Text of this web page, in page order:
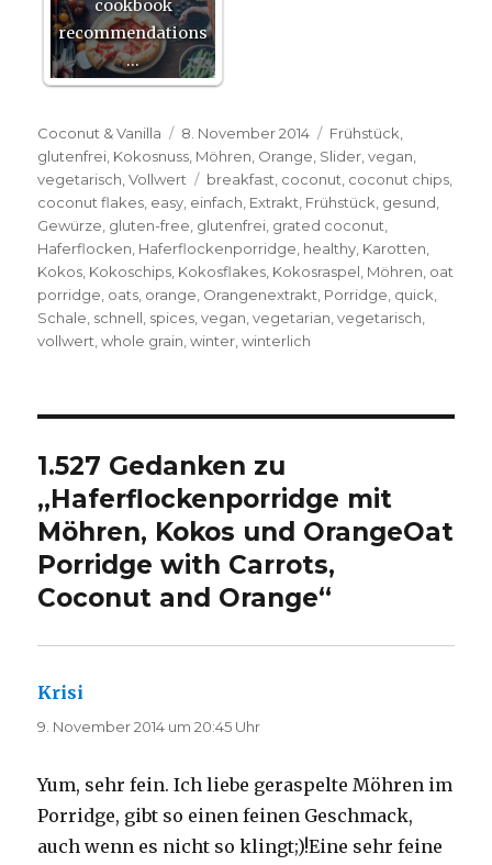
cookbook
recommendations
…
Autor
Coconut & Vanilla
Veröffentlicht
am
8. November 2014 Kategorien
Frühstück
glutenfrei Kokosnuss Möhren Orange Slider ,vegan
vegetarisch ,Vollwert Schlagwörter
breakfast coconut coconut chips
coconut flakes easy einfach Extrakt Frühstück gesund
Gewürze gluten-free glutenfrei grated coconut
Haferflocken Haferflockenporridge healthy Karotten
Kokos Kokoschips Kokosflakes Kokosraspel Möhren oat
porridge oats orange Orangenextrakt Porridge quick
Schale schnell spices ,vegan ,vegetarian ,vegetarisch
vollwert ,whole grain ,winter ,winterlich
1.527 Gedanken zu
„Haferflockenporridge mit
Möhren, Kokos und OrangeOat
Porridge with Carrots,
Coconut and Orange“
Krisi
9. November 2014 um 20:45 Uhr
Yum, sehr fein. Ich liebe geraspelte Möhren im
Porridge, gibt so einen feinen Geschmack,
auch wenn es nicht so klingt;)!Eine sehr feine